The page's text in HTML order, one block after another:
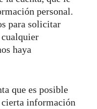
personal.
para solicitar
haya
que es posible
cierta información